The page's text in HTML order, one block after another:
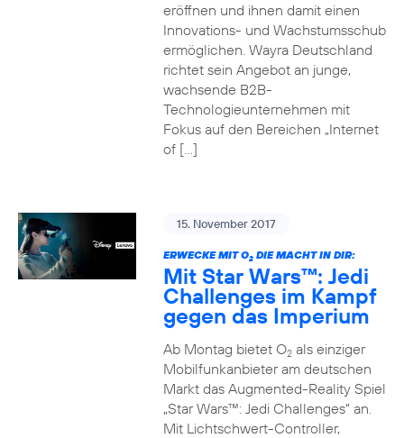
eröffnen und ihnen damit einen
Innovations- und Wachstumsschub
ermöglichen. Wayra Deutschland
richtet sein Angebot an junge,
wachsende B2B-
Technologieunternehmen mit
Fokus auf den Bereichen „Internet
of […]
15. November 2017
ERWECKE MIT O2DIE MACHT IN DIR:
Mit Star Wars™: Jedi
Challenges im Kampf
gegen das Imperium
Ab Montag bietet O2als einziger
Mobilfunkanbieter am deutschen
Markt das Augmented-Reality Spiel
„Star Wars™: Jedi Challenges“ an.
Mit Lichtschwert-Controller,